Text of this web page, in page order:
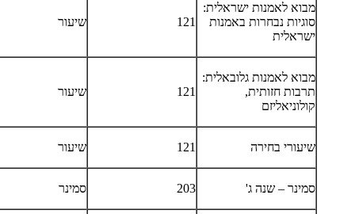
מבוא לאמנות ישראלית:
סוגיות נבחרות באמנות
ישראלית
121 שיעור
מבוא לאמנות גלובאלית:
תרבות חזותית,
קולוניאליזם
121 שיעור
שיעורי בחירה 121 שיעור
סמינר – שנה ג' 203 סמינר